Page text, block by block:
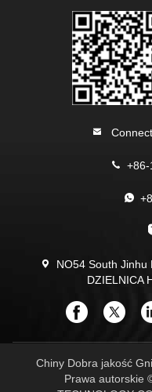
NO54 South Jinhu
DZIELNICA
Chiny Dobra jakość
Prawa autorskie